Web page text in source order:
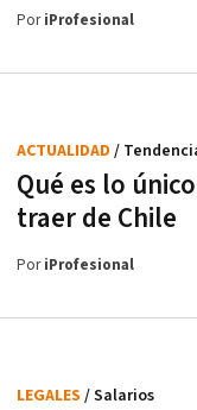
PoriProfesional
Qué es lo
traer de Chile
ACTUALIDAD /
PoriProfesional
LEGALES / Salarios